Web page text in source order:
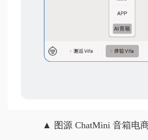
▲ 图源 ChatMini 音箱电商